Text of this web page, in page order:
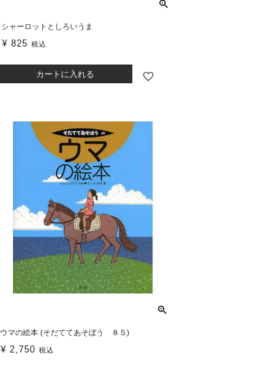
シャーロットとしろいうま
¥ 825 税込
カートに入れる
ウマの絵本 (そだててあそぼう ８５)
¥ 2,750 税込